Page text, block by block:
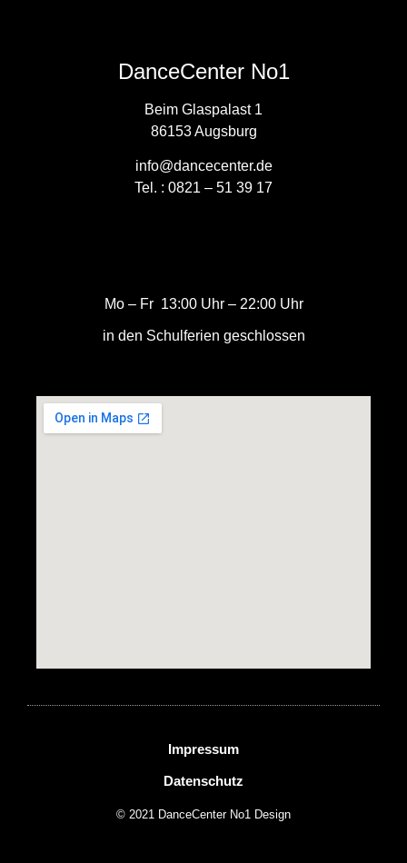
DanceCenter No1
Beim Glaspalast 1
86153 Augsburg
info@dancecenter.de
Tel. : 0821 – 51 39 17
Мo – Fr 13:00 Uhr – 22:00 Uhr
in den Schulferien geschlossen
Impressum
Datenschutz
© 2021 DanceCenter No1 Design